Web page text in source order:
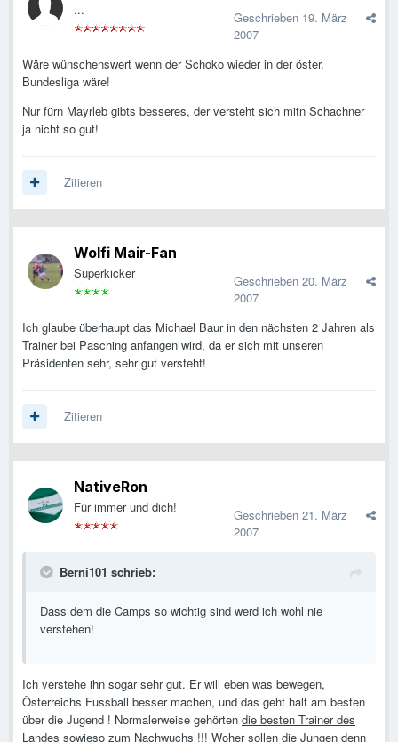
... Geschrieben 19. März
2007
Wäre wünschenswert wenn der Schoko wieder in der öster.
Bundesliga wäre!
Nur fürn Mayrleb gibts besseres, der versteht sich mitn Schachner
ja nicht so gut!
Zitieren
Wolfi Mair-Fan
Superkicker Geschrieben 20. März
2007
Ich glaube überhaupt das Michael Baur in den nächsten 2 Jahren als
Trainer bei Pasching anfangen wird, da er sich mit unseren
Präsidenten sehr, sehr gut versteht!
Zitieren
NativeRon
Für immer und dich! Geschrieben 21. März
2007
Berni101 schrieb:
Dass dem die Camps so wichtig sind werd ich wohl nie
verstehen!
Ich verstehe ihn sogar sehr gut. Er will eben was bewegen,
Österreichs Fussball besser machen, und das geht halt am besten
über die Jugend ! Normalerweise gehörten die besten Trainer des
Landes sowieso zum Nachwuchs !!! Woher sollen die Jungen denn